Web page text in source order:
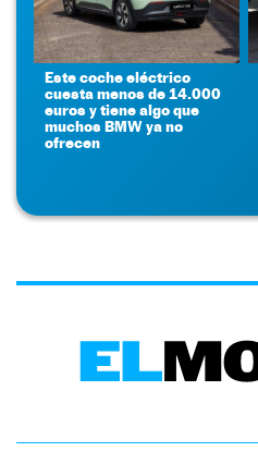
Este coche eléctrico
cuesta menos de 14.000
euros y tiene algo que
muchos BMW ya no
ofrecen